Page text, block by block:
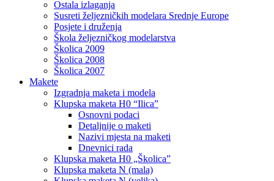
Ostala izlaganja
Susreti željezničkih modelara Srednje Europe
Posjete i druženja
Škola željezničkog modelarstva
Školica 2009
Školica 2008
Školica 2007
Makete
Izgradnja maketa i modela
Klupska maketa H0 “Ilica”
Osnovni podaci
Detaljnije o maketi
Nazivi mjesta na maketi
Dnevnici rada
Klupska maketa H0 „Školica”
Klupska maketa N (mala)